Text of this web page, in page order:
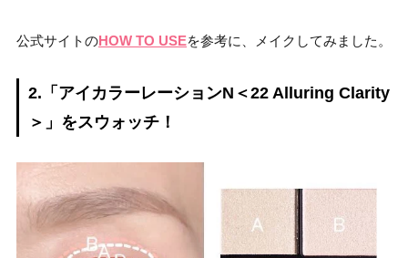
公式サイトのHOW TO USEを参考に、メイクしてみました。
2.「アイカラーレーションN＜22 Alluring Clarity
＞」をスウォッチ！